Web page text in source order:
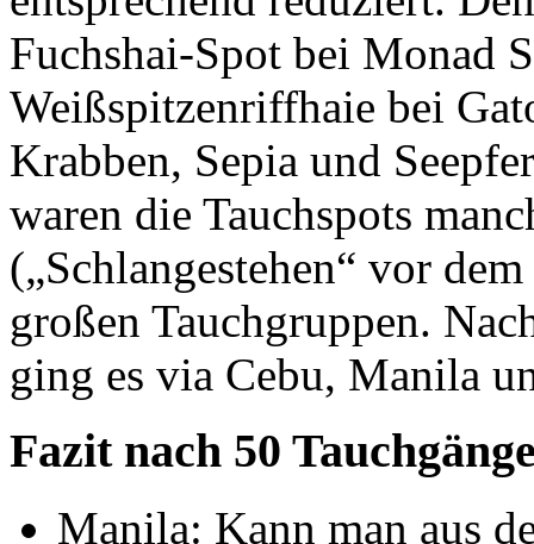
Fuchshai-Spot bei Monad
Weißspitzenriffhaie bei
Krabben, Sepia und
waren die Tauchspots
(„Schlangestehen“ vor
großen Tauchgruppen.
ging es via Cebu, Manila
Fazit nach 50
Manila: Kann man aus